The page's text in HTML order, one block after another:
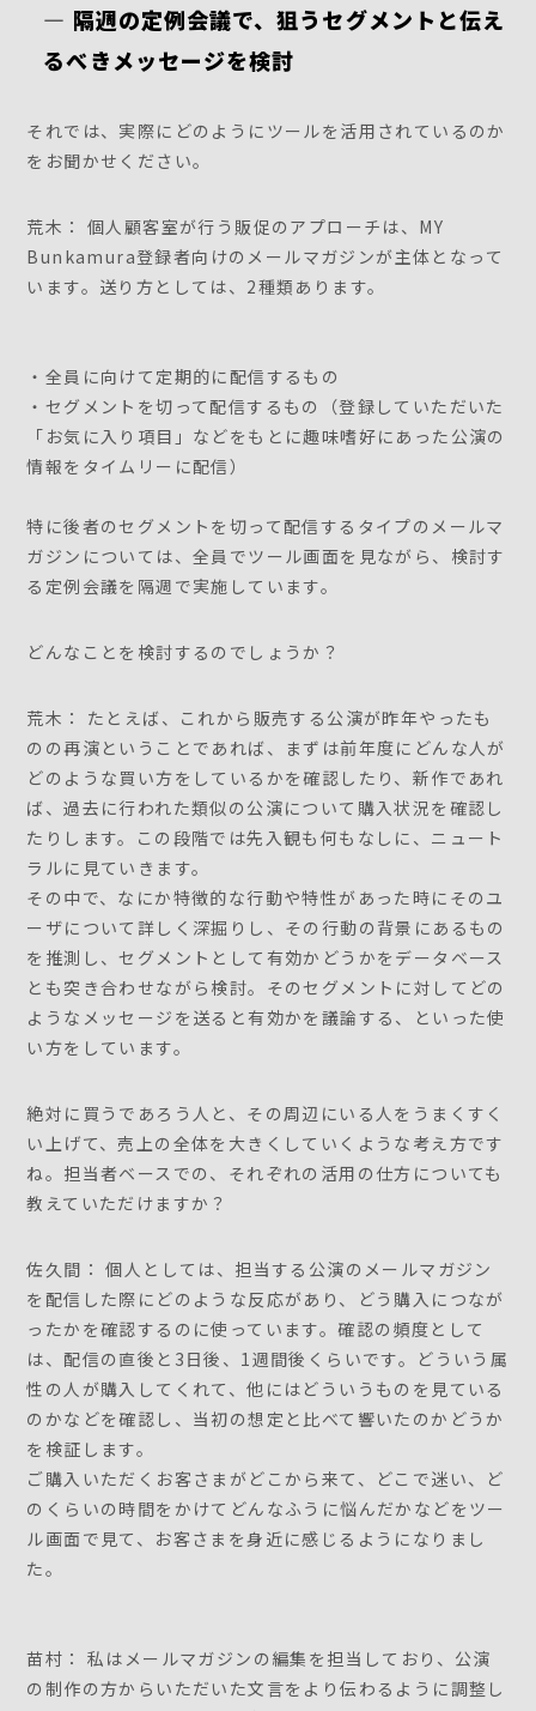
― 隔週の定例会議で、狙うセグメントと伝え
るべきメッセージを検討
それでは、実際にどのようにツールを活用されているのか
をお聞かせください。
荒木： 個人顧客室が行う販促のアプローチは、MY
Bunkamura登録者向けのメールマガジンが主体となって
います。送り方としては、2種類あります。
・全員に向けて定期的に配信するもの
・セグメントを切って配信するもの（登録していただいた
「お気に入り項目」などをもとに趣味嗜好にあった公演の
情報をタイムリーに配信）
特に後者のセグメントを切って配信するタイプのメールマ
ガジンについては、全員でツール画面を見ながら、検討す
る定例会議を隔週で実施しています。
どんなことを検討するのでしょうか？
荒木： たとえば、これから販売する公演が昨年やったも
のの再演ということであれば、まずは前年度にどんな人が
どのような買い方をしているかを確認したり、新作であれ
ば、過去に行われた類似の公演について購入状況を確認し
たりします。この段階では先入観も何もなしに、ニュート
ラルに見ていきます。
その中で、なにか特徴的な行動や特性があった時にそのユ
ーザについて詳しく深掘りし、その行動の背景にあるもの
を推測し、セグメントとして有効かどうかをデータベース
とも突き合わせながら検討。そのセグメントに対してどの
ようなメッセージを送ると有効かを議論する、といった使
い方をしています。
絶対に買うであろう人と、その周辺にいる人をうまくすく
い上げて、売上の全体を大きくしていくような考え方です
ね。担当者ベースでの、それぞれの活用の仕方についても
教えていただけますか？
佐久間： 個人としては、担当する公演のメールマガジン
を配信した際にどのような反応があり、どう購入につなが
ったかを確認するのに使っています。確認の頻度として
は、配信の直後と3日後、1週間後くらいです。どういう属
性の人が購入してくれて、他にはどういうものを見ている
のかなどを確認し、当初の想定と比べて響いたのかどうか
を検証します。
ご購入いただくお客さまがどこから来て、どこで迷い、ど
のくらいの時間をかけてどんなふうに悩んだかなどをツー
ル画面で見て、お客さまを身近に感じるようになりまし
た。
苗村： 私はメールマガジンの編集を担当しており、公演
の制作の方からいただいた文言をより伝わるように調整し